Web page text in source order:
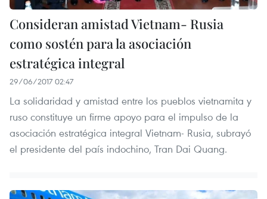
Consideran amistad Vietnam- Rusia
como sostén para la asociación
estratégica integral
29/06/2017 02:47
La solidaridad y amistad entre los pueblos vietnamita y
ruso constituye un firme apoyo para el impulso de la
asociación estratégica integral Vietnam- Rusia, subrayó
el presidente del país indochino, Tran Dai Quang.